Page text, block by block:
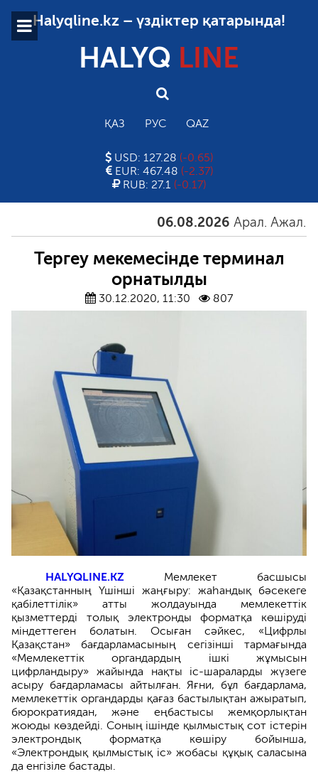
Halyqline.kz – үздіктер қатарында!
HALYQ LINE
ҚАЗ РУС QAZ
USD: 127.28 (-0.65)
EUR: 467.48 (-2.37)
RUB: 27.1 (-0.17)
06.08.2026 Арал. Ажал.
Тергеу мекемесінде терминал
орнатылды
30.12.2020, 11:30 807
HALYQLINE.KZ Мемлекет басшысы
«Қазақстанның Үшінші жаңғыру: жаһандық бәсекеге
қабілеттілік» атты жолдауында мемлекеттік
қызметтерді толық электронды форматқа көшіруді
міндеттеген болатын. Осыған сәйкес, «Цифрлы
Қазақстан» бағдарламасының сегізінші тармағында
«Мемлекеттік органдардың ішкі жұмысын
цифрландыру» жайында нақты іс-шараларды жүзеге
асыру бағдарламасы айтылған. Яғни, бұл бағдарлама,
мемлекеттік органдарды қағаз бастылықтан ажыратып,
бюрократиядан, және еңбастысы жемқорлықтан
жоюды көздейді. Соның ішінде қылмыстық сот істерін
электрондық форматқа көшіру бойынша,
«Электрондық қылмыстық іс» жобасы құқық саласына
да енгізіле бастады.